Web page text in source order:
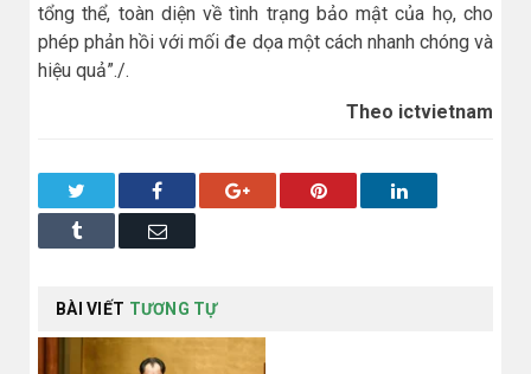
tổng thể, toàn diện về tình trạng bảo mật của họ, cho
phép phản hồi với mối đe dọa một cách nhanh chóng và
hiệu quả”./.
Theo ictvietnam
Facebook Google+ Pinterest LinkedIn
Tumblr Email
BÀI VIẾT TƯƠNG TỰ